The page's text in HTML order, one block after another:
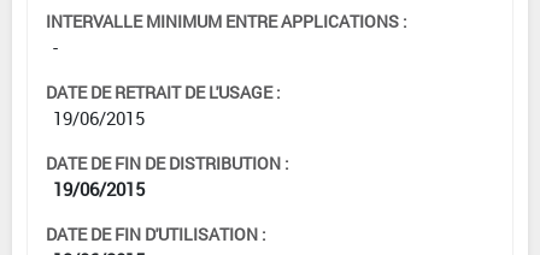
INTERVALLE MINIMUM ENTRE APPLICATIONS :
-
DATE DE RETRAIT DE L'USAGE :
19/06/2015
DATE DE FIN DE DISTRIBUTION :
19/06/2015
DATE DE FIN D'UTILISATION :